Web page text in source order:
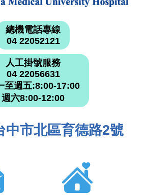
總機電話專線
04 22052121
人工掛號服務
04 22056631
至週五:8:00-17:00
週六8:00-12:00
中市北區育德路2號